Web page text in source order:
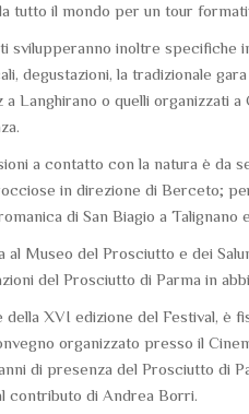
tutto il mondo per un tour
svilupperanno inoltre specifiche
degustazioni, la tradizionale
Langhirano o quelli organizzati
a contatto con la natura è da
in direzione di Berceto;
di San Biagio a Talignano
al Museo del Prosciutto e dei
del Prosciutto di Parma in
della XVI edizione del Festival, è
organizzato presso il
di presenza del Prosciutto di
contributo di Andrea Borri.